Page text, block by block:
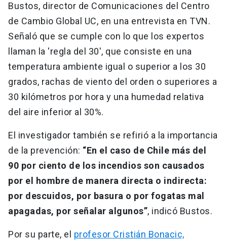
Bustos, director de Comunicaciones del Centro
de Cambio Global UC, en una entrevista en TVN.
Señaló que se cumple con lo que los expertos
llaman la 'regla del 30', que consiste en una
temperatura ambiente igual o superior a los 30
grados, rachas de viento del orden o superiores a
30 kilómetros por hora y una humedad relativa
del aire inferior al 30%.
El investigador también se refirió a la importancia
de la prevención: “En el caso de Chile más del
90 por ciento de los incendios son causados
por el hombre de manera directa o indirecta:
por descuidos, por basura o por fogatas mal
apagadas, por señalar algunos”, indicó Bustos.
Por su parte, el profesor Cristián Bonacic,